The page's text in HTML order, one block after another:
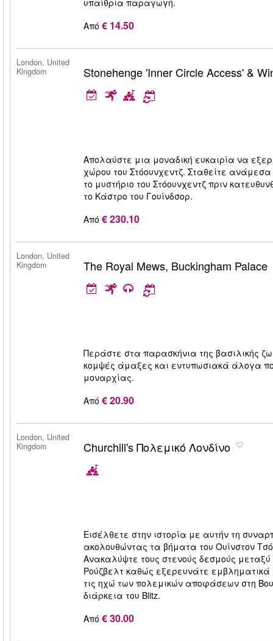
υπαίθρια παραγωγή.
Από € 14.50
London, United
Kingdom
Stonehenge 'Inner Circle Access' &
Απολαύστε μια μοναδική ευκαιρία να
χώρου του Στόουνχεντζ. Σταθείτε
το μυστήριο του Στόουνχεντζ πριν
το Κάστρο του Γουίνδσορ.
Από € 230.10
London, United
Kingdom
The Royal Mews, Buckingham Palace
Περάστε στα παρασκήνια της βασιλικής
κομψές άμαξες και εντυπωσιακά άλογα
μοναρχίας.
Από € 20.90
London, United
Kingdom
Churchill's Πολεμικό Λονδίνο
Εισέλθετε στην ιστορία με αυτήν τη
ακολουθώντας τα βήματα του Ουίνστον
Ανακαλύψτε τους στενούς δεσμούς
Ρούζβελτ καθώς εξερευνάτε εμβληματικά
τις ηχώ των πολεμικών αποφάσεων στη
διάρκεια του Blitz.
Από € 30.00